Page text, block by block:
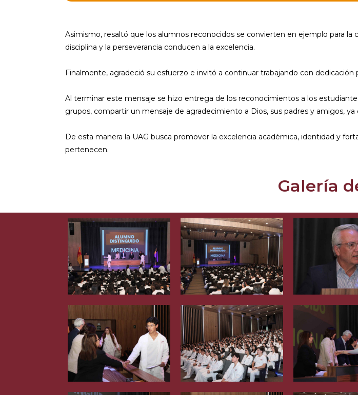
Asimismo, resaltó que los alumnos reconocidos se convierten en ejemplo para
disciplina y la perseverancia conducen a la excelencia.
Finalmente, agradeció su esfuerzo e invitó a continuar trabajando con dedicación
Al terminar este mensaje se hizo entrega de los reconocimientos a los
grupos, compartir un mensaje de agradecimiento a Dios, sus padres y amigos,
De esta manera la UAG busca promover la excelencia académica, identidad y
pertenecen.
Galería